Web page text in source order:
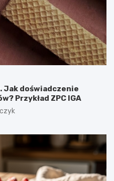
Jak doświadczenie
Przykład ZPC IGA